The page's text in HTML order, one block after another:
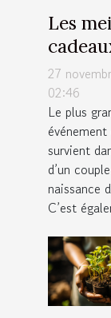
Les
27
02:46
Le plus
événement
survient
d’un
naissance
C’est